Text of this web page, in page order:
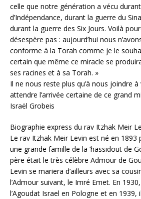
celle que notre génération a vécu
d’Indépendance, durant la guerre du
durant la guerre des Six Jours. Voilà
désespère pas : aujourd’hui nous
conforme à la Torah comme je le
certain que même ce miracle se
ses racines et à sa Torah. »
Il ne nous reste plus qu’à nous joindre
attendre l’arrivée certaine de ce grand
Israël Grobeis
Biographie express du rav Itzhak Meir
Le rav Itzhak Meir Levin est né en 1893
une grande famille de la ‘hassidout de
père était le très célèbre Admour de
Levin se mariera d’ailleurs avec sa
l’Admour suivant, le Imré Emet. En
l’Agoudat Israel en Pologne et en 1939,